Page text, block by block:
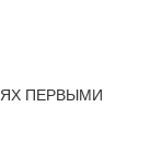
ПЕРВЫМИ